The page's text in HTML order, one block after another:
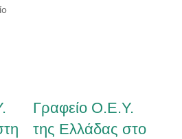
Γραφείο Ο.Ε.Υ.
της Ελλάδας στο